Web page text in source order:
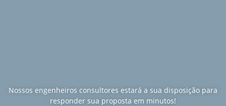
Nossos engenheiros consultores estará a sua disposição para
responder sua proposta em minutos!